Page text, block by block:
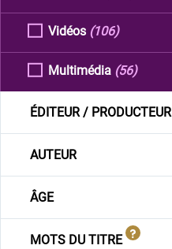
Vidéos (106)
Multimédia (56)
ÉDITEUR / PRODUCTEUR
AUTEUR
ÂGE
MOTS DU TITRE